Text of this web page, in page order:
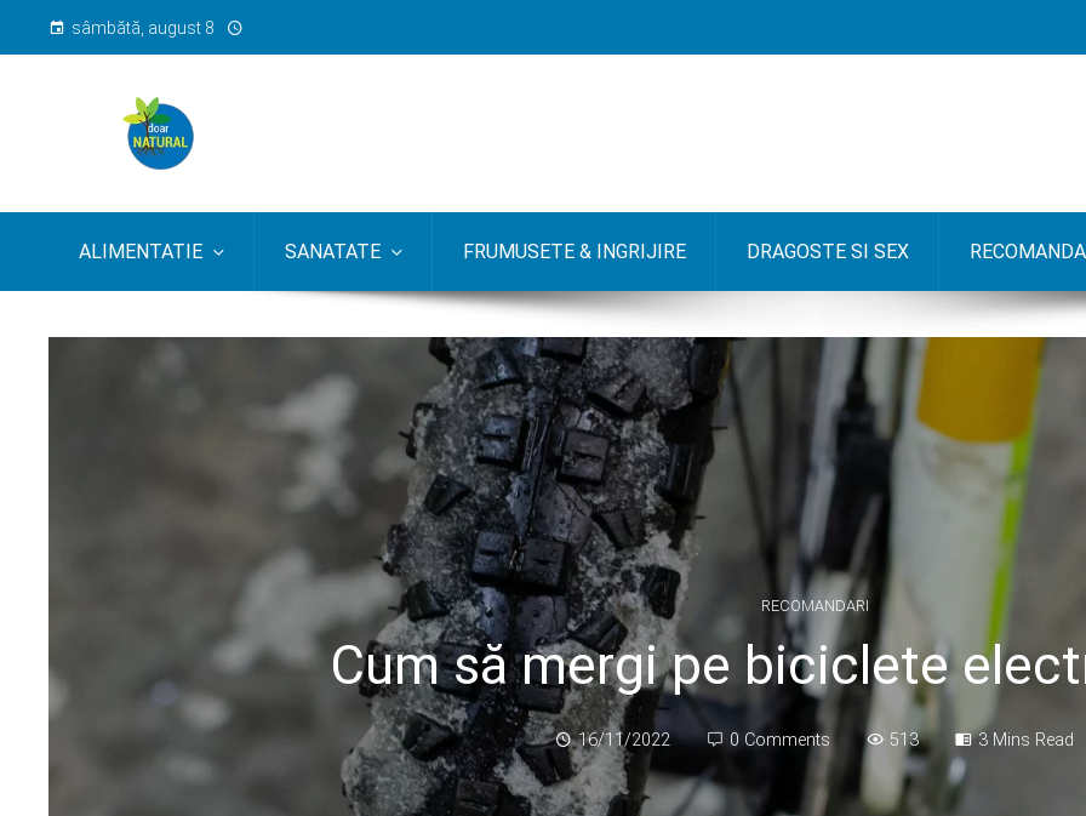
sâmbătă, august 8
ALIMENTATIE SANATATE FRUMUSETE & INGRIJIRE DRAGOSTE SI SEX
RECOMANDARI
Cum să mergi pe biciclete
16/11/2022 0 Comments 513 3 Mins Read